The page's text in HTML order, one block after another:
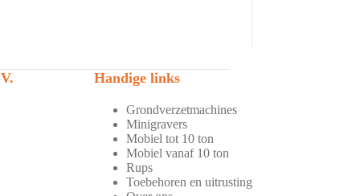
Handige links
Grondverzetmachines
Minigravers
Mobiel tot 10 ton
Mobiel vanaf 10 ton
Rups
Toebehoren en uitrusting